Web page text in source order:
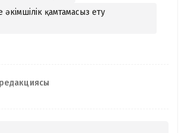
қамтамасыз ету